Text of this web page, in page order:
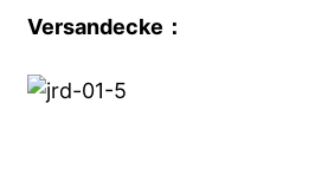
Versandecke ：